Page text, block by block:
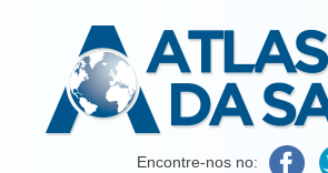
Atlas da SaúdeEncontre-nos no: